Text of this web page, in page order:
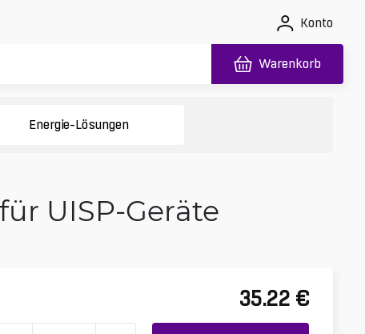
Konto
Warenkorb
Energie-Lösungen
UISP-Geräte
35.22 €